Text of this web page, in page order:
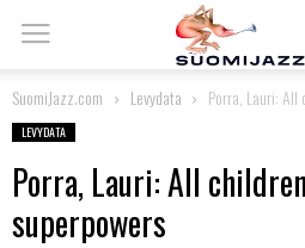
SuomiJazz.com Levydata Porra, Lauri:
LEVYDATA
Porra, Lauri: All
superpowers